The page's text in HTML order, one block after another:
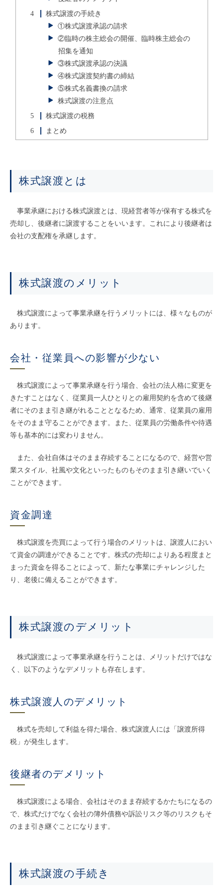
4
株式譲渡の手続き
①株式譲渡承認の請求
②臨時の株主総会の開催、臨時株主総会の
招集を通知
③株式譲渡承認の決議
④株式譲渡契約書の締結
⑤株式名義書換の請求
株式譲渡の注意点
5
株式譲渡の税務
6
まとめ
株式譲渡とは
事業承継における株式譲渡とは、現経営者等が保有する株式を
売却し、後継者に譲渡することをいいます。これにより後継者は
会社の支配権を承継します。
株式譲渡のメリット
株式譲渡によって事業承継を行うメリットには、様々なものが
あります。
会社・従業員への影響が少ない
株式譲渡によって事業承継を行う場合、会社の法人格に変更を
きたすことはなく、従業員一人ひとりとの雇用契約を含めて後継
者にそのまま引き継がれることとなるため、通常、従業員の雇用
をそのまま守ることができます。また、従業員の労働条件や待遇
等も基本的には変わりません。
また、会社自体はそのまま存続することになるので、経営や営
業スタイル、社風や文化といったものもそのまま引き継いでいく
ことができます。
資金調達
株式譲渡を売買によって行う場合のメリットは、譲渡人におい
て資金の調達ができることです。株式の売却によりある程度まと
まった資金を得ることによって、新たな事業にチャレンジした
り、老後に備えることができます。
株式譲渡のデメリット
株式譲渡によって事業承継を行うことは、メリットだけではな
く、以下のようなデメリットも存在します。
株式譲渡人のデメリット
株式を売却して利益を得た場合、株式譲渡人には「譲渡所得
税」が発生します。
後継者のデメリット
株式譲渡による場合、会社はそのまま存続するかたちになるの
で、株式だけでなく会社の簿外債務や訴訟リスク等のリスクもそ
のまま引き継ぐことになります。
株式譲渡の手続き